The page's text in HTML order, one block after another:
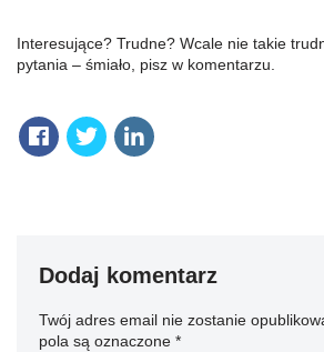
Interesujące? Trudne? Wcale nie takie
pytania – śmiało, pisz w komentarzu.
Dodaj komentarz
Twój adres email nie zostanie
pola są oznaczone *